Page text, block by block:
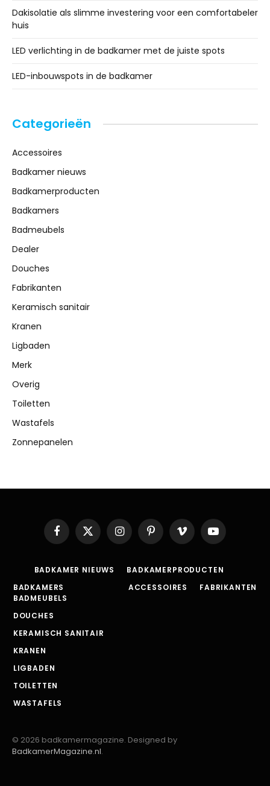
Dakisolatie als slimme investering voor een comfortabeler
huis
LED verlichting in de badkamer met de juiste spots
LED-inbouwspots in de badkamer
Categorieën
Accessoires
Badkamer nieuws
Badkamerproducten
Badkamers
Badmeubels
Dealer
Douches
Fabrikanten
Keramisch sanitair
Kranen
Ligbaden
Merk
Overig
Toiletten
Wastafels
Zonnepanelen
Facebook
X
(Twitter)
InstagramPinterestVimeo YouTube
BADKAMER NIEUWS
BADKAMERPRODUCTEN
BADKAMERS
BADMEUBELS
DOUCHES
KERAMISCH SANITAIR
KRANEN
LIGBADEN
TOILETTEN
WASTAFELS
ACCESSOIRES FABRIKANTEN
© 2026 badkamermagazine. Designed by
BadkamerMagazine.nl.